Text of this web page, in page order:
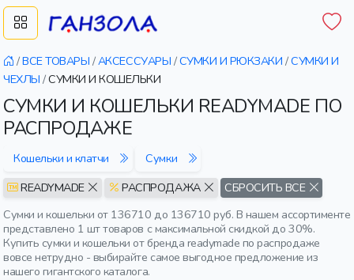
/ВСЕ ТОВАРЫ /АКСЕССУАРЫ /СУМКИ И РЮКЗАКИ /СУМКИ И
ЧЕХЛЫ /СУМКИ И КОШЕЛЬКИ
СУМКИ И КОШЕЛЬКИ READYMADE ПО
РАСПРОДАЖЕ
Кошельки и клатчи
Сумки
READYMADE
РАСПРОДАЖА
СБРОСИТЬ ВСЕ
Сумки и кошельки от 136710 до 136710 руб. В нашем ассортименте
представлено 1 шт товаров с максимальной скидкой до 30%.
Купить сумки и кошельки от бренда readymade по распродаже
вовсе нетрудно - выбирайте самое выгодное предложение из
нашего гигантского каталога.